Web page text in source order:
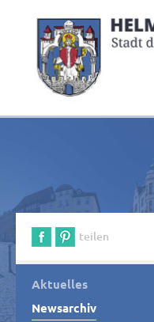
teilen
Aktuelles
Newsarchiv